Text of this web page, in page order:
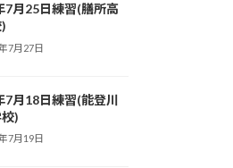
7月25日練習(膳所高
7月27日
7月18日練習(能登川
)
7月19日